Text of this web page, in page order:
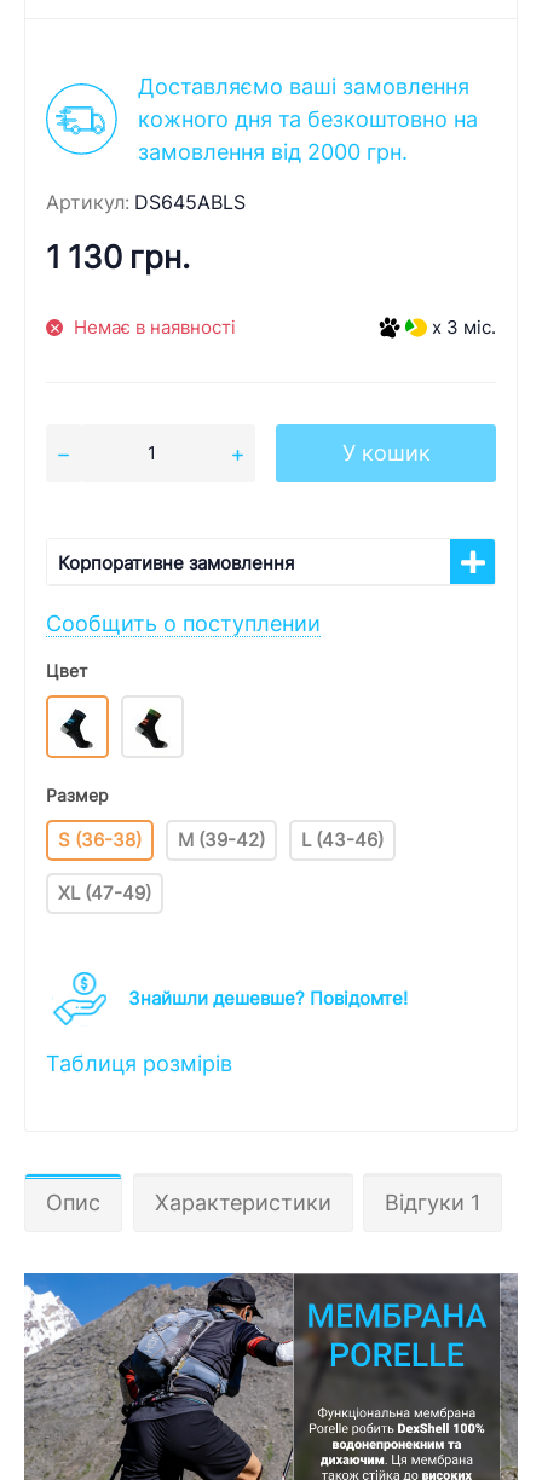
Доставляємо ваші замовлення
кожного дня та безкоштовно на
замовлення від 2000 грн.
Артикул: DS645ABLS
1 130 грн.
Немає в наявності x 3 міс.
У кошик
Корпоративне замовлення
Сообщить о поступлении
Цвет
Размер
S (36-38) M (39-42) L (43-46)
XL (47-49)
Знайшли дешевше? Повідомте!
Таблиця розмірів
Опис Характеристики Відгуки 1